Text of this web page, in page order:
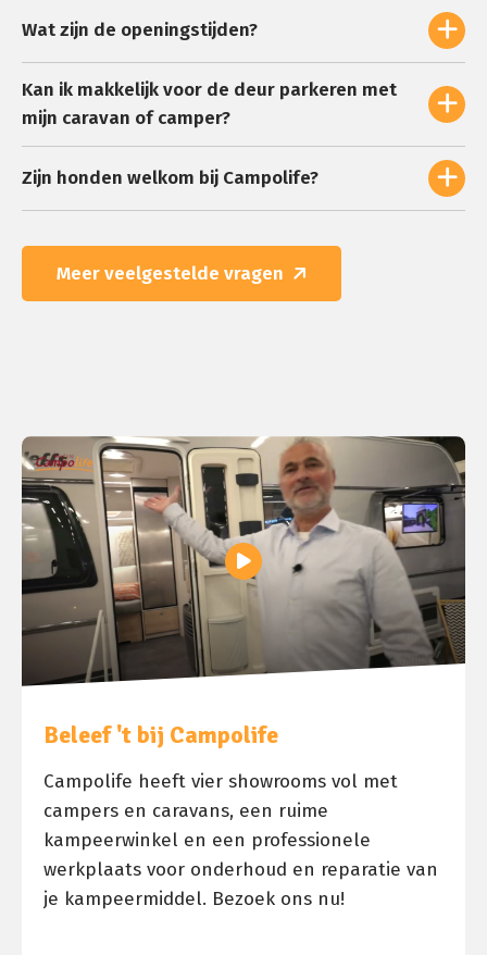
Wat zijn de openingstijden?
Kan ik makkelijk voor de deur parkeren met
mijn caravan of camper?
Zijn honden welkom bij Campolife?
Meer veelgestelde vragen
Beleef 't bij Campolife
Campolife heeft vier showrooms vol met
campers en caravans, een ruime
kampeerwinkel en een professionele
werkplaats voor onderhoud en reparatie van
je kampeermiddel. Bezoek ons nu!